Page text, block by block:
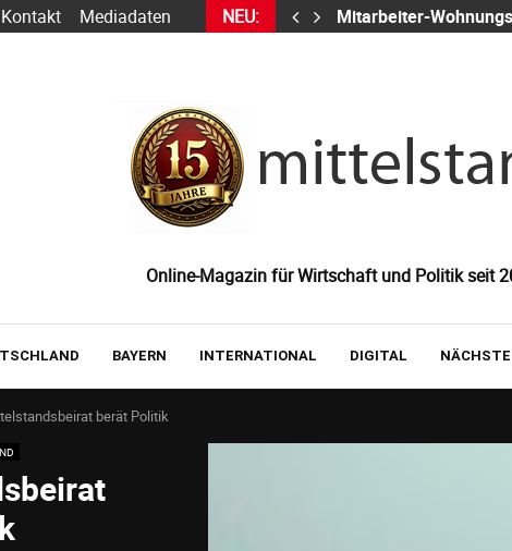
Kontakt Mediadaten NEU: Mitarbeiter-
Online-Magazin für Wirtschaft und Politik seit
BAYERN INTERNATIONAL DIGITAL
berät Politik